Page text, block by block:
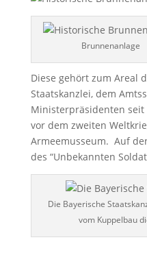
Brunnenanlage
Diese gehört zum Areal
Staatskanzlei, dem
Ministerpräsidenten seit
vor dem zweiten
Armeemusseum. Auf
des “Unbekannten
Die Bayerische
vom Kuppelbau